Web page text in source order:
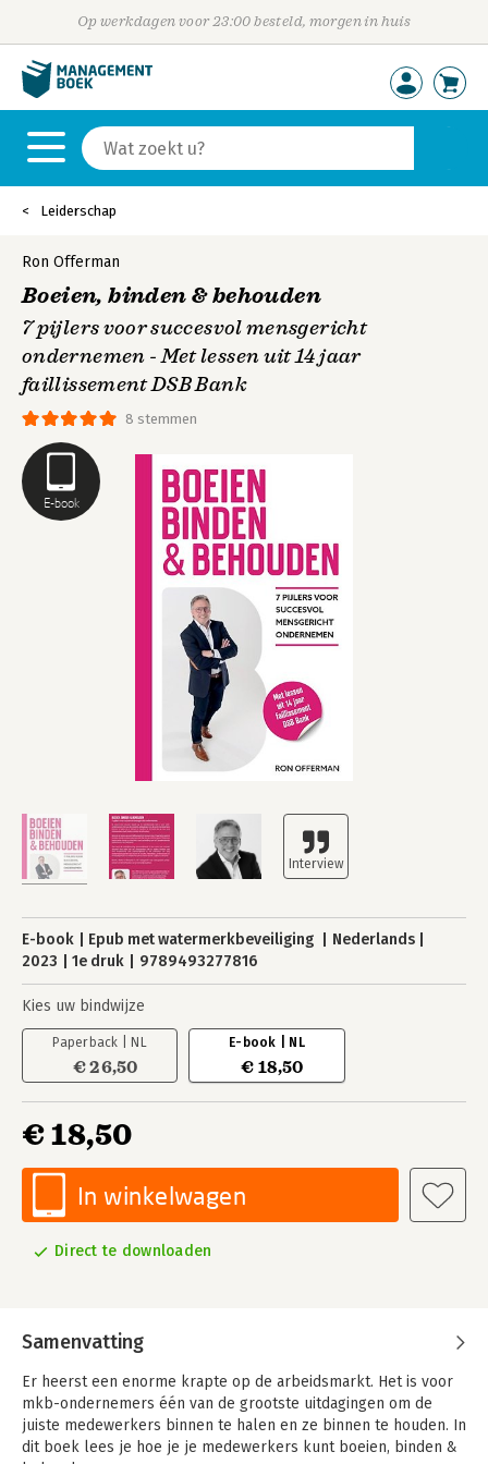
Op werkdagen voor 23:00 besteld, morgen in huis
Leiderschap
E-book
8 stemmen
Ron Offerman
Boeien, binden & behouden
7 pijlers voor succesvol mensgericht
ondernemen - Met lessen uit 14 jaar
faillissement DSB Bank
E-book Epub met watermerkbeveiliging
Nederlands
2023
1e druk 9789493277816
Kies uw bindwijze
Paperback | NL
€ 26,50
E-book | NL
€ 18,50
€ 18,50
In winkelwagen
Direct te downloaden
Samenvatting
Er heerst een enorme krapte op de arbeidsmarkt. Het is voor
mkb-ondernemers één van de grootste uitdagingen om de
juiste medewerkers binnen te halen en ze binnen te houden. In
dit boek lees je hoe je je medewerkers kunt boeien, binden &